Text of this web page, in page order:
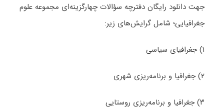
جهت دانلود رایگان دفترچه سؤالات چهارگزینه‌ای مجموعه علوم
جغرافیایی؛ شامل گرایش‌های زیر:
۱) جغرافیای سیاسی
۲) جغرافیا و برنامه‌ریزی شهری
۳) جغرافیا و برنامه‌ریزی روستایی